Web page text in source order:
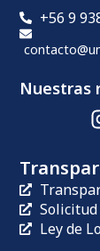
+56 9
Nuestras
Ley de